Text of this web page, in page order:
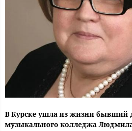
В Курске ушла из жизни бывший
музыкального колледжа